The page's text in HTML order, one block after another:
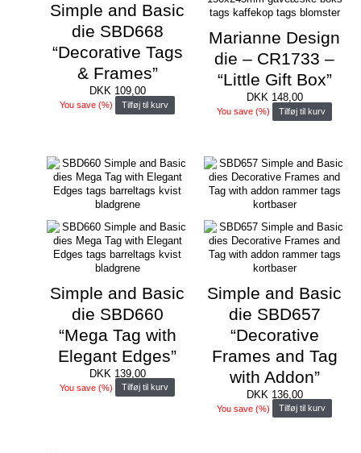
Simple and Basic
die SBD668
“Decorative Tags
& Frames”
DKK109,00
You save(%) Tilføj til kurv
Marianne Design
die – CR1733 –
“Little Gift Box”
DKK148,00
You save (%) Tilføj til kurv
Simple and Basic
die SBD660
“Mega Tag with
Elegant Edges”
DKK 139,00
You save(%) Tilføj til kurv
Simple and Basic
die SBD657
“Decorative
Frames and Tag
with Addon”
DKK 136,00
You save (%) Tilføj til kurv